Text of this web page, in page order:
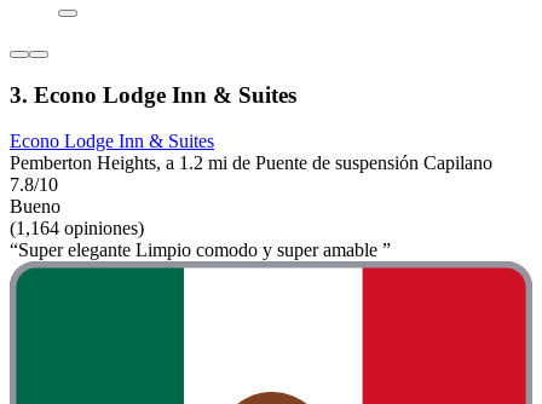
3. Econo Lodge Inn & Suites
Econo Lodge Inn & Suites
Pemberton Heights, a 1.2 mi de Puente de suspensión Capilano
7.8/10
Bueno
(1,164 opiniones)
“Super elegante Limpio comodo y super amable ”